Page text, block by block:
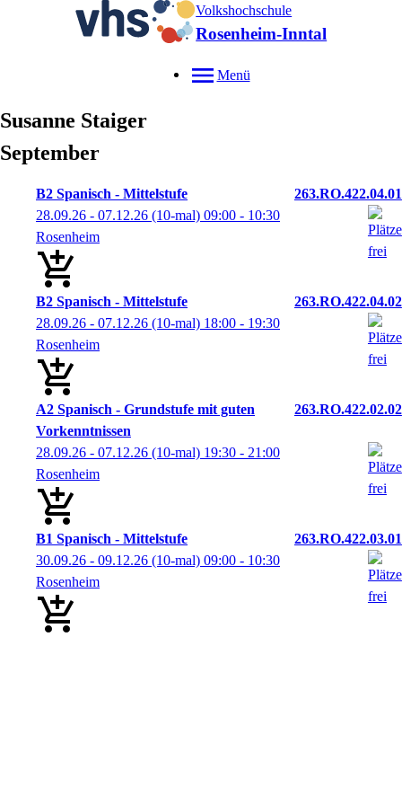
Volkshochschule
Rosenheim-Inntal
Menü
Susanne Staiger
September
B2 Spanisch - Mittelstufe
263.RO.422.04.01
28.09.26 - 07.12.26 (10-mal) 09:00 - 10:30
Rosenheim
B2 Spanisch - Mittelstufe
263.RO.422.04.02
28.09.26 - 07.12.26 (10-mal) 18:00 - 19:30
Rosenheim
A2 Spanisch - Grundstufe mit guten
Vorkenntnissen
263.RO.422.02.02
28.09.26 - 07.12.26 (10-mal) 19:30 - 21:00
Rosenheim
B1 Spanisch - Mittelstufe
263.RO.422.03.01
30.09.26 - 09.12.26 (10-mal) 09:00 - 10:30
Rosenheim